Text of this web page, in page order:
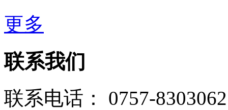
更多
联系我们
联系电话： 0757-